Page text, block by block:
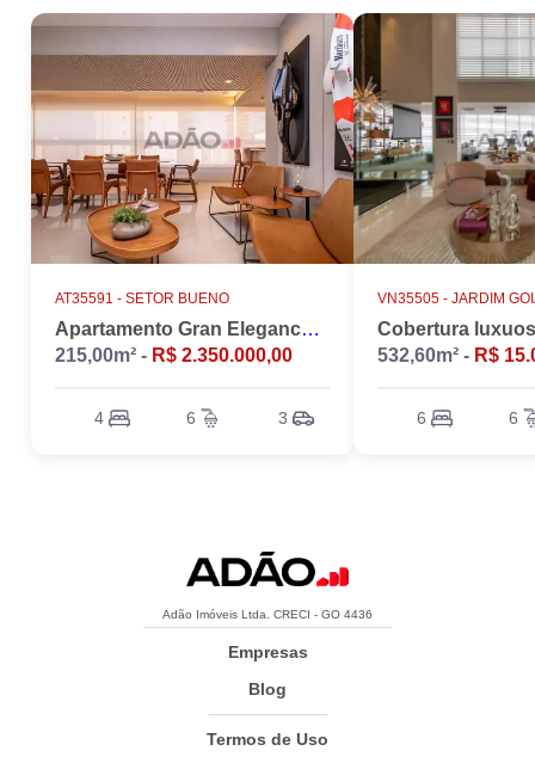
AT35591 - SETOR BUENO
Apartamento Gran Elegance - 4 suites + Home Office
215,00m² - R$ 2.350.000,00
4 6 3
VN35505 - JARDIM
532,60m² - R$
6 6
Adão Imóveis Ltda. CRECI - GO 4436
Empresas
Blog
Termos de Uso